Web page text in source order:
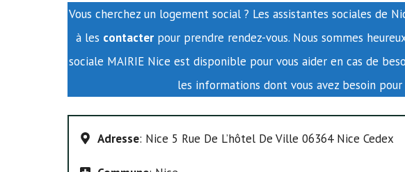
Vous cherchez un logement social ? Les assistantes sociales de
à les contacterpour prendre rendez-vous. Nous sommes
sociale MAIRIE Nice est disponible pour vous aider en cas de
les informations dont vous avez besoin pour
Adresse: Nice 5 Rue De L’hôtel De Ville 06364 Nice Cedex